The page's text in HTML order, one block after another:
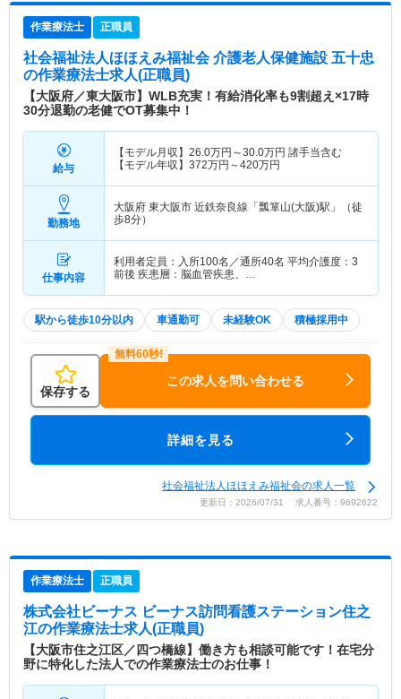
作業療法士 正職員
社会福祉法人ほほえみ福祉会 介護老人保健施設 五十忠
の作業療法士求人(正職員)
【大阪府／東大阪市】WLB充実！有給消化率も9割超え×17時
30分退勤の老健でOT募集中！
給与
【モデル月収】 26.0万円～30.0万円 諸手当含む
【モデル年収】 372万円～420万円
勤務地
大阪府 東大阪市 近鉄奈良線「瓢箪山(大阪)駅」（徒
歩8分）
仕事内容
利用者定員：入所100名／通所40名 平均介護度：3
前後 疾患層：脳血管疾患、…
駅から徒歩10分以内 車通勤可 未経験OK 積極採用中
保存する
この求人を問い合わせる
詳細を見る
社会福祉法人ほほえみ福祉会の求人一覧
更新日：2026/07/31 求人番号：9692622
作業療法士 正職員
株式会社ビーナス ビーナス訪問看護ステーション住之
江の作業療法士求人(正職員)
【大阪市住之江区／四つ橋線】働き方も相談可能です！在宅分
野に特化した法人での作業療法士のお仕事！